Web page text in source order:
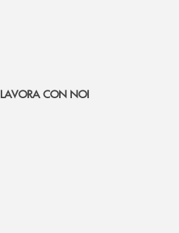
LAVORA CON NOI